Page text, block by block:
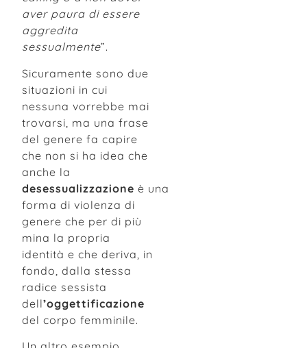
aver paura di essere
aggredita
sessualmente”.
Sicuramente sono due
situazioni in cui
nessuna vorrebbe mai
trovarsi, ma una frase
del genere fa capire
che non si ha idea che
anche la
desessualizzazione è una
forma di violenza di
genere che per di più
mina la propria
identità e che deriva, in
fondo, dalla stessa
radice sessista
dell’oggettificazione
del corpo femminile.